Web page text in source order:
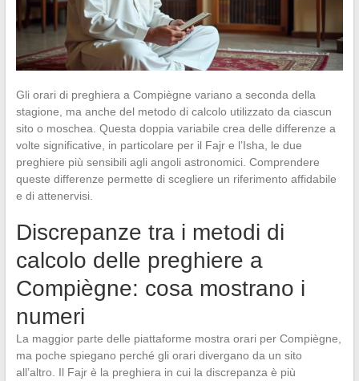
Gli orari di preghiera a Compiègne variano a seconda della
stagione, ma anche del metodo di calcolo utilizzato da ciascun
sito o moschea. Questa doppia variabile crea delle differenze a
volte significative, in particolare per il Fajr e l’Isha, le due
preghiere più sensibili agli angoli astronomici. Comprendere
queste differenze permette di scegliere un riferimento affidabile
e di attenervisi.
Discrepanze tra i metodi di
calcolo delle preghiere a
Compiègne: cosa mostrano i
numeri
La maggior parte delle piattaforme mostra orari per Compiègne,
ma poche spiegano perché gli orari divergano da un sito
all’altro. Il Fajr è la preghiera in cui la discrepanza è più